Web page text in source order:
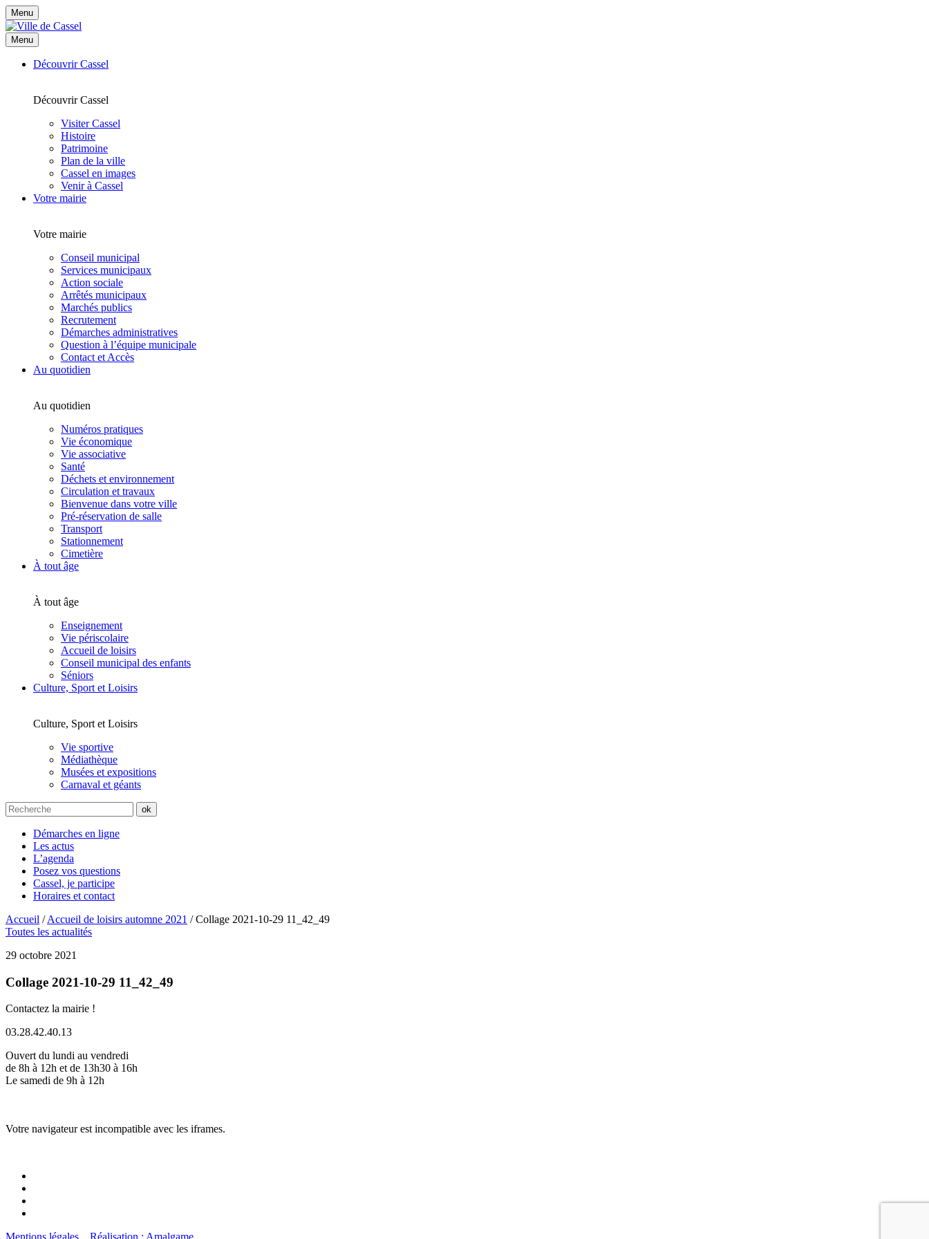
Menu
Menu
Découvrir Cassel
Découvrir Cassel
Visiter Cassel
Histoire
Patrimoine
Plan de la ville
Cassel en images
Venir à Cassel
Votre mairie
Votre mairie
Conseil municipal
Services municipaux
Action sociale
Arrêtés municipaux
Marchés publics
Recrutement
Démarches administratives
Question à l’équipe municipale
Contact et Accès
Au quotidien
Au quotidien
Numéros pratiques
Vie économique
Vie associative
Santé
Déchets et environnement
Circulation et travaux
Bienvenue dans votre ville
Pré-réservation de salle
Transport
Stationnement
Cimetière
À tout âge
À tout âge
Enseignement
Vie périscolaire
Accueil de loisirs
Conseil municipal des enfants
Séniors
Culture, Sport et Loisirs
Culture, Sport et Loisirs
Vie sportive
Médiathèque
Musées et expositions
Carnaval et géants
Démarches en ligne
Les actus
L’agenda
Posez vos questions
Cassel, je participe
Horaires et contact
Accueil /Accueil de loisirs automne 2021 /Collage 2021-10-29 11_42_49
Toutes les actualités
29 octobre 2021
Collage 2021-10-29 11_42_49
Contactez la mairie !
03.28.42.40.13
Ouvert du lundi au vendredi
de 8h à 12h et de 13h30 à 16h
Le samedi de 9h à 12h
Votre navigateur est incompatible avec les iframes.